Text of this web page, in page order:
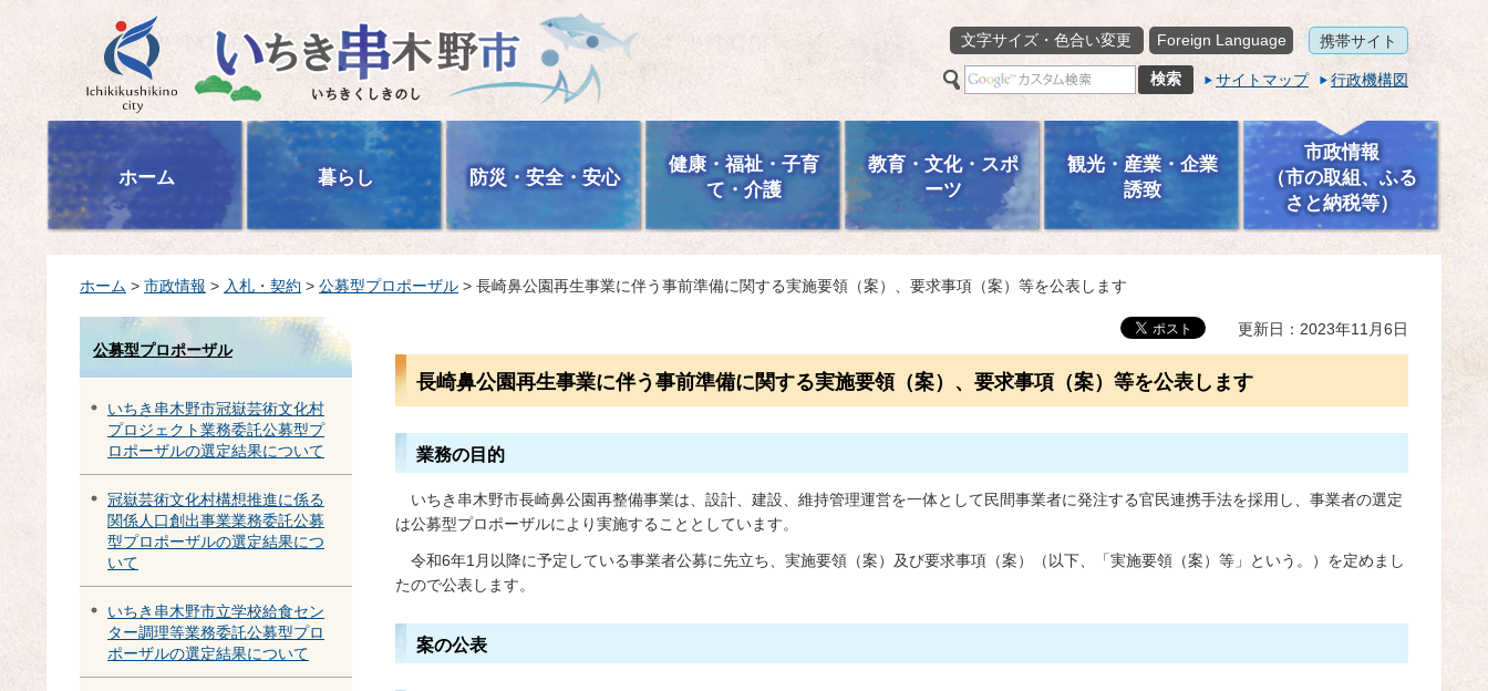
いちき串木野市
文字サイズ・色合い変更
Foreign Language 携帯サイト
サイトマップ 行政機構図
ホーム 暮らし 防災・安全・安心
健康・福祉・子育
て・介護
教育・文化・スポ
ーツ
観光・産業・企業
誘致
市政情報
（市の取組、ふる
さと納税等）
ホーム > 市政情報 > 入札・契約 > 公募型プロポーザル > 長崎鼻公園再生事業に伴う事前準備に関する実施要領（案）、要求事項（案）等を公表します
公募型プロポーザル
いちき串木野市冠嶽芸術文化村
プロジェクト業務委託公募型プ
ロポーザルの選定結果について
冠嶽芸術文化村構想推進に係る
関係人口創出事業業務委託公募
型プロポーザルの選定結果につ
いて
いちき串木野市立学校給食セン
ター調理等業務委託公募型プロ
ポーザルの選定結果について
更新日：2023年11月6日
長崎鼻公園再生事業に伴う事前準備に関する実施要領（案）、要求事項（案）等を公表します
業務の目的
いちき串木野市長崎鼻公園再整備事業は、設計、建設、維持管理運営を一体として民間事業者に発注する官民連携手法を採用し、事業者の選定
は公募型プロポーザルにより実施することとしています。
令和6年1月以降に予定している事業者公募に先立ち、実施要領（案）及び要求事項（案）（以下、「実施要領（案）等」という。）を定めまし
たので公表します。
案の公表